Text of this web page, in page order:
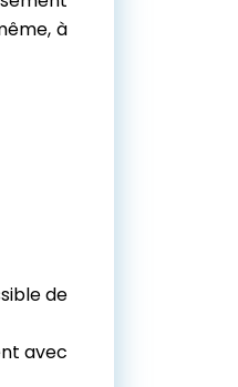
à
de
avec